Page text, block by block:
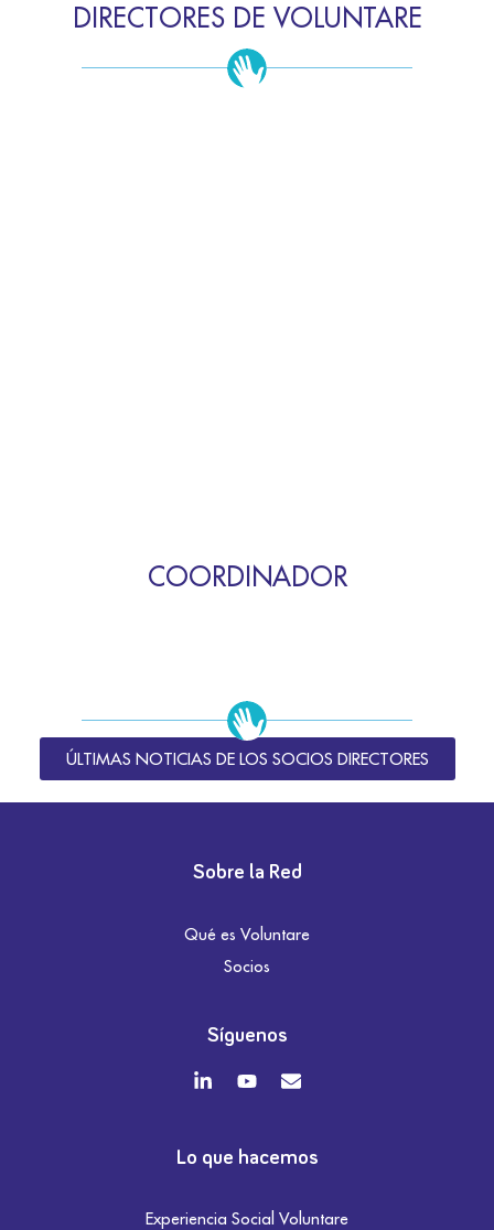
DIRECTORES DE VOLUNTARE
COORDINADOR
ÚLTIMAS NOTICIAS DE LOS SOCIOS DIRECTORES
Sobre la Red
Qué es Voluntare
Socios
Síguenos
Lo que hacemos
Experiencia Social Voluntare